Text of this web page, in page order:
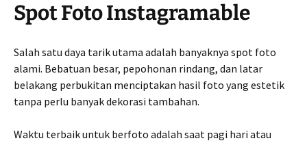
Spot Foto Instagramable
Salah satu daya tarik utama adalah banyaknya spot foto
alami. Bebatuan besar, pepohonan rindang, dan latar
belakang perbukitan menciptakan hasil foto yang estetik
tanpa perlu banyak dekorasi tambahan.
Waktu terbaik untuk berfoto adalah saat pagi hari atau